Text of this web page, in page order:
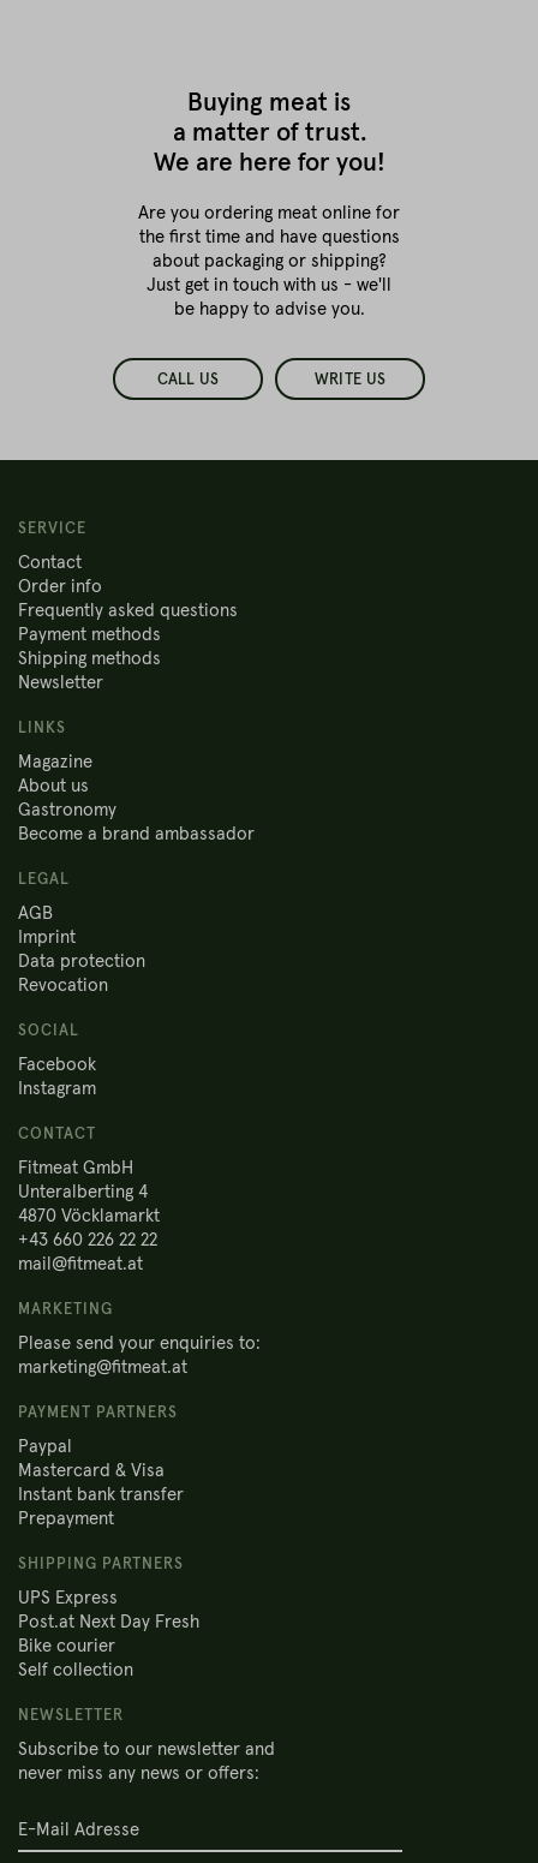
Buying meat is
a matter of trust.
We are here for you!
Are you ordering meat online for
the first timeand have questions
about packaging or shipping?
Just get in touch with us - we'll
be happy to advise you.
CALL US WRITE US
SERVICE
Contact
Order info
Frequently asked questions
Payment methods
Shipping methods
Newsletter
LINKS
Magazine
About us
Gastronomy
Become a brand ambassador
LEGAL
AGB
Imprint
Data protection
Revocation
SOCIAL
Facebook
Instagram
CONTACT
Fitmeat GmbH
Unteralberting 4
4870 Vöcklamarkt
+43 660 226 22 22
mail@fitmeat.at
MARKETING
Please send your enquiries to:
marketing@fitmeat.at
PAYMENT PARTNERS
Paypal
Mastercard & Visa
Instant bank transfer
Prepayment
SHIPPING PARTNERS
UPS Express
Post.at Next Day Fresh
Bike courier
Self collection
NEWSLETTER
Subscribe to our newsletter and
never miss any news or offers: